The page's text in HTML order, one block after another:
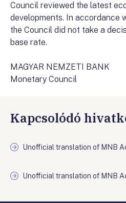
Council reviewed the latest
developments. In accordance
the Council did not take a
base rate.
MAGYAR NEMZETI BANK
Monetary Council
Kapcsolódó
Unofficial translation of MNB
Unofficial translation of MNB